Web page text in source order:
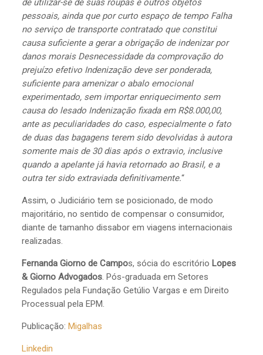
de utilizar-se de suas roupas e outros objetos
pessoais, ainda que por curto espaço de tempo Falha
no serviço de transporte contratado que constitui
causa suficiente a gerar a obrigação de indenizar por
danos morais Desnecessidade da comprovação do
prejuízo efetivo Indenização deve ser ponderada,
suficiente para amenizar o abalo emocional
experimentado, sem importar enriquecimento sem
causa do lesado Indenização fixada em R$8.000,00,
ante as peculiaridades do caso, especialmente o fato
de duas das bagagens terem sido devolvidas à autora
somente mais de 30 dias após o extravio, inclusive
quando a apelante já havia retornado ao Brasil, e a
outra ter sido extraviada definitivamente.“
Assim, o Judiciário tem se posicionado, de modo
majoritário, no sentido de compensar o consumidor,
diante de tamanho dissabor em viagens internacionais
realizadas.
Fernanda Giorno de Campos, sócia do escritório Lopes
& Giorno Advogados. Pós-graduada em Setores
Regulados pela Fundação Getúlio Vargas e em Direito
Processual pela EPM.
Publicação: Migalhas
Linkedin